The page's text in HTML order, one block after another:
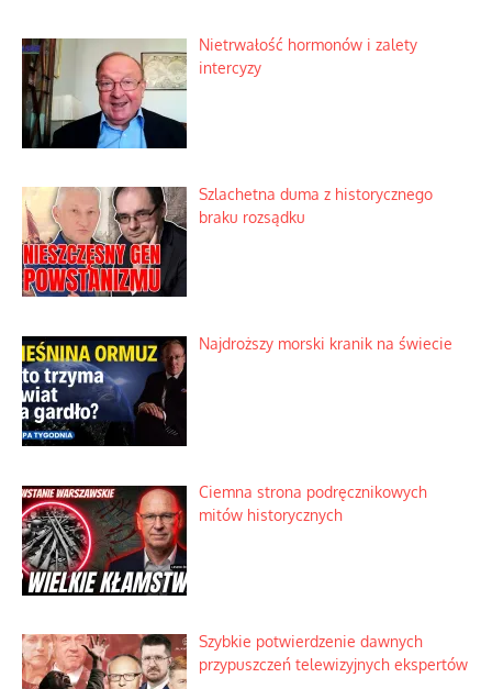
Nietrwałość hormonów i zalety
intercyzy
Szlachetna duma z historycznego
braku rozsądku
Najdroższy morski kranik na świecie
Ciemna strona podręcznikowych
mitów historycznych
Szybkie potwierdzenie dawnych
przypuszczeń telewizyjnych ekspertów